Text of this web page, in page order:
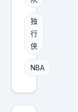
一
翻
旧
账
，
：
首
先
是
要
独
行
侠
NBA